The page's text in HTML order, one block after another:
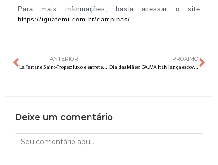
Para mais informações, basta acessar o site
https://iguatemi.com.br/campinas/
ANTERIOR
La Tartane Saint-Tropez: luxo e entretenimento na Riviera Francesa
PRÓXIMO
Dia das Mães: GA.MA Italy lança escova secadora Eleganza Plus, que oferece modelagem fácil e rápida para o dia a dia
Deixe um comentário